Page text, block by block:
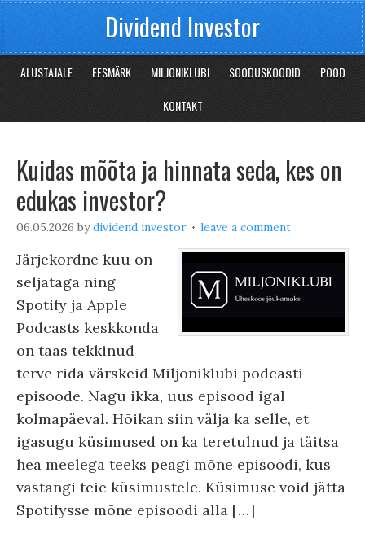
Dividend Investor
ALUSTAJALE EESMÄRK MILJONIKLUBI SOODUSKOODID
POOD
KONTAKT
Kuidas mõõta ja hinnata seda, kes on
edukas investor?
06.05.2026 bydividend investor leave a comment
Järjekordne kuu on
seljataga ning
Spotify ja Apple
Podcasts keskkonda
on taas tekkinud
terve rida värskeid Miljoniklubi podcasti
episoode. Nagu ikka, uus episood igal
kolmapäeval. Hõikan siin välja ka selle, et
igasugu küsimused on ka teretulnud ja täitsa
hea meelega teeks peagi mõne episoodi, kus
vastangi teie küsimustele. Küsimuse võid jätta
Spotifysse mõne episoodi alla […]